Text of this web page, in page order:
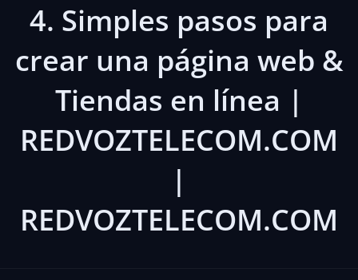
4. Simples pasos para
crear una página web &
Tiendas en línea |
REDVOZTELECOM.COM
|
REDVOZTELECOM.COM